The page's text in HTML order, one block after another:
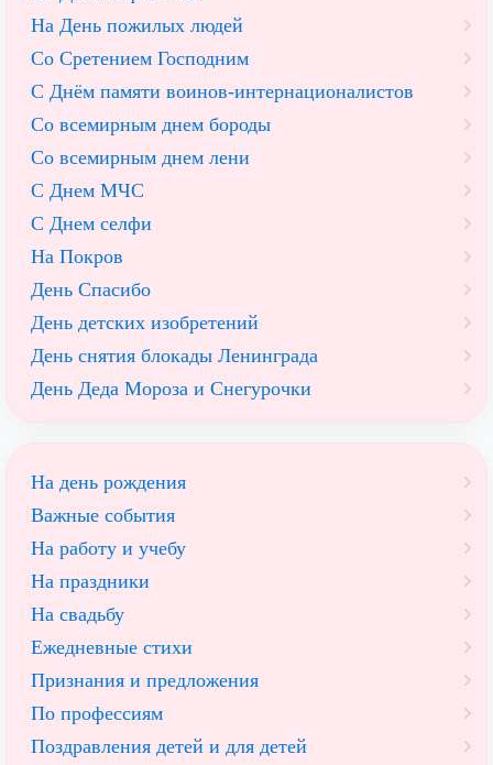
На День пожилых людей
Со Сретением Господним
С Днём памяти воинов-интернационалистов
Со всемирным днем бороды
Со всемирным днем лени
С Днем МЧС
С Днем селфи
На Покров
День Спасибо
День детских изобретений
День снятия блокады Ленинграда
День Деда Мороза и Снегурочки
На день рождения
Важные события
На работу и учебу
На праздники
На свадьбу
Ежедневные стихи
Признания и предложения
По профессиям
Поздравления детей и для детей